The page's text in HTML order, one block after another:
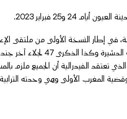
و25 فبراير 2023.
في إطار النسخة الأولى من ملتقى
التي أطلقها فرع الفيدرالية بالعيون، والتي تتزامن مع
تعتقد الفيدرالية أن الجميع ملزم
المغرب الأولى وهي وحدته الترابية